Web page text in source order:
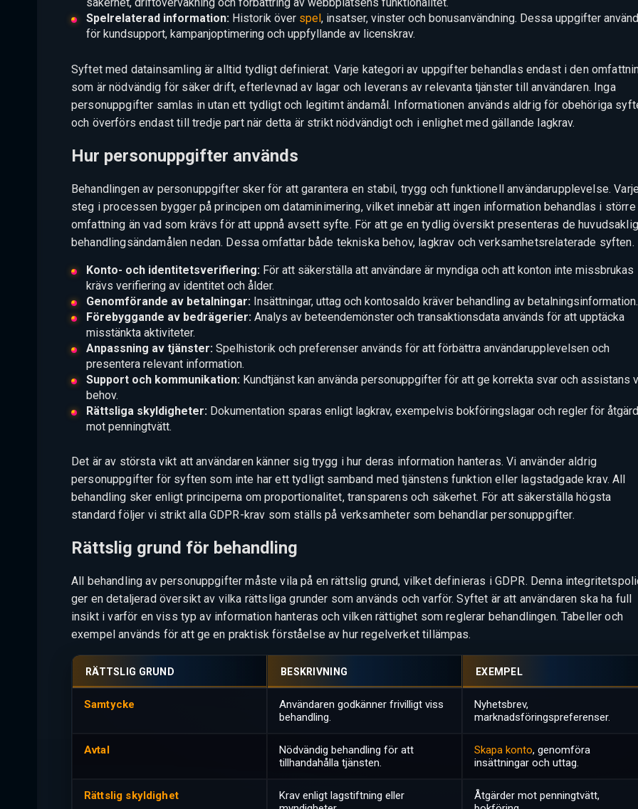
säkerhet, driftövervakning och förbättring av webbplatsens funktionalitet.
Spelrelaterad information:Historik över spel , insatser, vinster och bonusanvändning. Dessa uppgifter
för kundsupport, kampanjoptimering och uppfyllande av licenskrav.
Syftet med datainsamling är alltid tydligt definierat. Varje kategori av uppgifter behandlas endast i den
som är nödvändig för säker drift, efterlevnad av lagar och leverans av relevanta tjänster till användaren. Inga
personuppgifter samlas in utan ett tydligt och legitimt ändamål. Informationen används aldrig för obehöriga
och överförs endast till tredje part när detta är strikt nödvändigt och i enlighet med gällande lagkrav.
Hur personuppgifter används
Behandlingen av personuppgifter sker för att garantera en stabil, trygg och funktionell användarupplevelse. Varje
steg i processen bygger på principen om dataminimering, vilket innebär att ingen information behandlas i större
omfattning än vad som krävs för att uppnå avsett syfte. För att ge en tydlig översikt presenteras de
behandlingsändamålen nedan. Dessa omfattar både tekniska behov, lagkrav och verksamhetsrelaterade syften.
Konto- och identitetsverifiering: För att säkerställa att användare är myndiga och att konton inte missbrukas
krävs verifiering av identitet och ålder.
Genomförande av betalningar: Insättningar, uttag och kontosaldo kräver behandling av betalningsinformation.
Förebyggande av bedrägerier: Analys av beteendemönster och transaktionsdata används för att upptäcka
misstänkta aktiviteter.
Anpassning av tjänster: Spelhistorik och preferenser används för att förbättra användarupplevelsen och
presentera relevant information.
Support och kommunikation: Kundtjänst kan använda personuppgifter för att ge korrekta svar och assistans
behov.
Rättsliga skyldigheter: Dokumentation sparas enligt lagkrav, exempelvis bokföringslagar och regler för
mot penningtvätt.
Det är av största vikt att användaren känner sig trygg i hur deras information hanteras. Vi använder aldrig
personuppgifter för syften som inte har ett tydligt samband med tjänstens funktion eller lagstadgade krav. All
behandling sker enligt principerna om proportionalitet, transparens och säkerhet. För att säkerställa högsta
standard följer vi strikt alla GDPR-krav som ställs på verksamheter som behandlar personuppgifter.
Rättslig grund för behandling
All behandling av personuppgifter måste vila på en rättslig grund, vilket definieras i GDPR. Denna
ger en detaljerad översikt av vilka rättsliga grunder som används och varför. Syftet är att användaren ska ha full
insikt i varför en viss typ av information hanteras och vilken rättighet som reglerar behandlingen. Tabeller och
exempel används för att ge en praktisk förståelse av hur regelverket tillämpas.
RÄTTSLIG GRUND BESKRIVNING EXEMPEL
Samtycke
Användaren godkänner frivilligt viss
behandling.
Nyhetsbrev,
marknadsföringspreferenser.
Avtal
Nödvändig behandling för att
tillhandahålla tjänsten.
Skapa konto, genomföra
insättningar och uttag.
Rättslig skyldighet
Krav enligt lagstiftning eller
Åtgärder mot penningtvätt,